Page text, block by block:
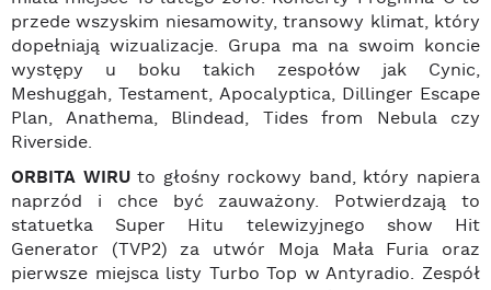
przede wszyskim niesamowity, transowy klimat, który
dopełniają wizualizacje. Grupa ma na swoim koncie
występy u boku takich zespołów jak Cynic,
Meshuggah, Testament, Apocalyptica, Dillinger Escape
Plan, Anathema, Blindead, Tides from Nebula czy
Riverside.
ORBITA WIRUto głośny rockowy band, który napiera
naprzód i chce być zauważony. Potwierdzają to
statuetka Super Hitu telewizyjnego show Hit
Generator (TVP2) za utwór Moja Mała Furia oraz
pierwsze miejsca listy Turbo Top w Antyradio. Zespół